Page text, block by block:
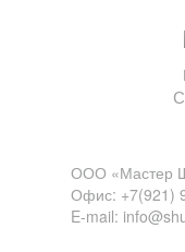
ООО «Мастер
Офис: +7(921)
E-mail: